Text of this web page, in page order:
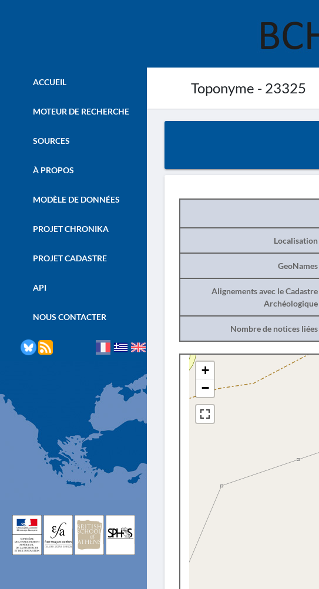
Toponyme - 23325
ACCUEIL
MOTEUR DE RECHERCHE
SOURCES
À PROPOS
MODÈLE DE DONNÉES
PROJET CHRONIKA
PROJET CADASTRE
API
NOUS CONTACTER
Localisation
GeoNames
Alignements avec le Cadastre
Archéologique
Nombre de notices liées
+
−